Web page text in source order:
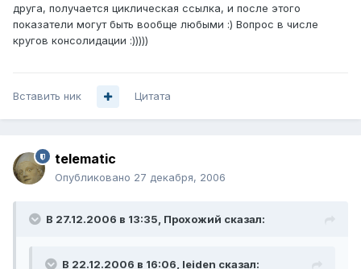
друга, получается циклическая ссылка, и после этого
показатели могут быть вообще любыми :) Вопрос в числе
кругов консолидации :)))))
Вставить ник Цитата
telematic
Опубликовано 27 декабря, 2006
В 27.12.2006 в 13:35, Прохожий сказал:
В 22.12.2006 в 16:06, leiden сказал: